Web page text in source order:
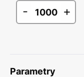
- +
Parametry